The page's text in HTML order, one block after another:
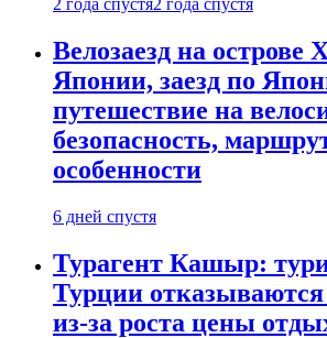
2 года спустя2 года спустя
Велозаезд на острове
Японии, заезд по
путешествие на
безопасность,
особенности
6 дней спустя
Турагент Кашыр:
Турции отказываются
из-за роста цены